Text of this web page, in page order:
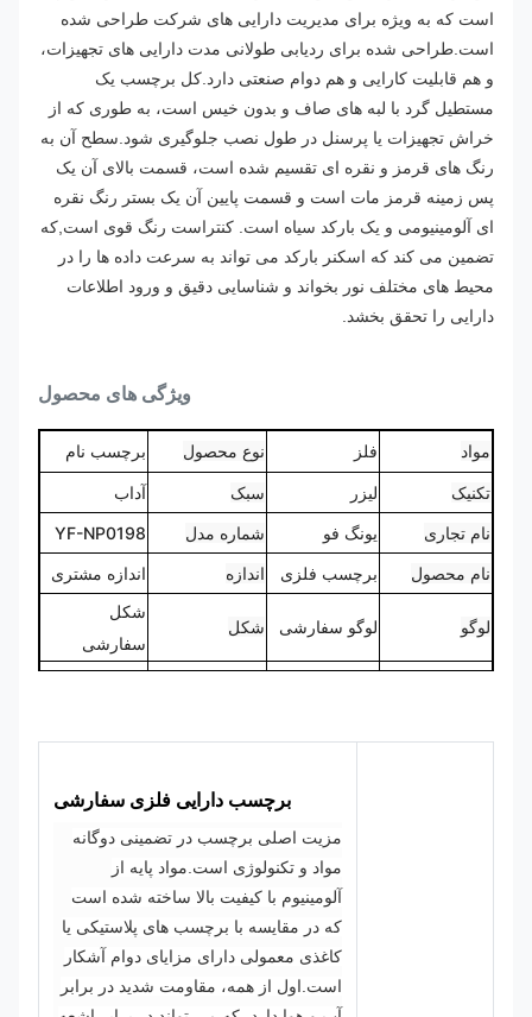
است که به ویژه برای مدیریت دارایی های شرکت طراحی شده
است.طراحی شده برای ردیابی طولانی مدت دارایی های تجهیزات،
و هم قابلیت کارایی و هم دوام صنعتی دارد. کل برچسب یک
مستطیل گرد با لبه های صاف و بدون خیس است، به طوری که از
خراش تجهیزات یا پرسنل در طول نصب جلوگیری شود. سطح آن به
رنگ های قرمز و نقره ای تقسیم شده است، قسمت بالای آن یک
پس زمینه قرمز مات است و قسمت پایین آن یک بستر رنگ نقره
ای آلومینیومی و یک بارکد سیاه است. کنتراست رنگ قوی است,که
تضمین می کند که اسکنر بارکد می تواند به سرعت داده ها را در
محیط های مختلف نور بخواند و شناسایی دقیق و ورود اطلاعات
دارایی را تحقق بخشد.
ویژگی های محصول
نوع محصول برچسب نام
تکنیک
نام تجاری
یونگ فو شماره مدل
YF-NP0198
نام محصول
برچسب فلزی اندازه اندازه مشتری
لوگو سفارشی شکل
سفارشی
و غیره
برچسب دارایی فلزی سفارشی
مزیت اصلی برچسب در تضمینی دوگانه
مواد و تکنولوژی است.مواد پایه از
آلومینیوم با کیفیت بالا ساخته شده است
که در مقایسه با برچسب های پلاستیکی یا
کاغذی معمولی دارای مزایای دوام آشکار
است.اول از همه، مقاومت شدید در برابر